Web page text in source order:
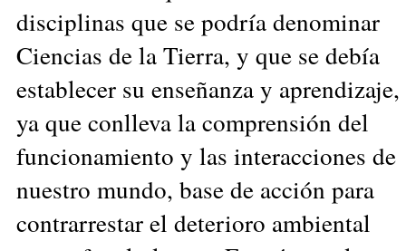
disciplinas que se podría denominar
Ciencias de la Tierra, y que se debía
establecer su enseñanza y aprendizaje,
ya que conlleva la comprensión del
funcionamiento y las interacciones de
nuestro mundo, base de acción para
contrarrestar el deterioro ambiental